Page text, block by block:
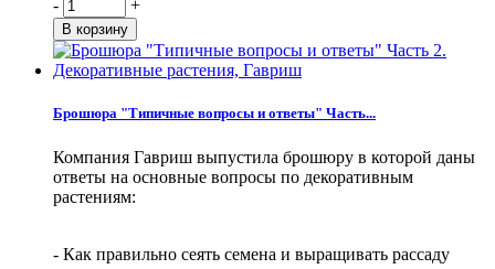
-
+
Брошюра "Типичные вопросы и ответы" Часть...
Компания Гавриш выпустила брошюру в которой даны
ответы на основные вопросы по декоративным
растениям:
- Как правильно сеять семена и выращивать рассаду